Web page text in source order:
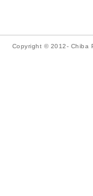
Copyright © 2012- Chiba